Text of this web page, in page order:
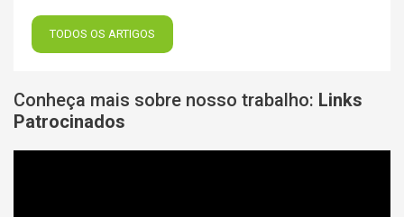
TODOS OS ARTIGOS
Conheça mais sobre nosso trabalho: Links
Patrocinados